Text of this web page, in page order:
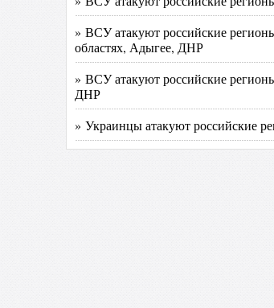
» ВСУ атакуют российские
областях, Адыгее, ДНР
» ВСУ атакуют российские
ДНР
» Украинцы атакуют российские